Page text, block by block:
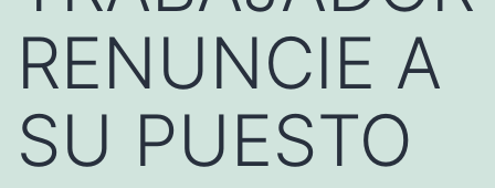
RENUNCIE A
SU PUESTO